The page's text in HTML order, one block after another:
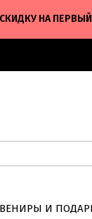
НА
И